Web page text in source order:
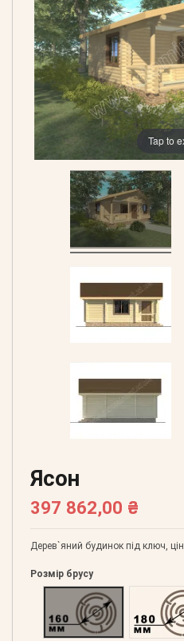
Tap to
Ясон
397 862,00 ₴
Дерев`яний будинок під ключ,
Розмір брусу
Оциліндрований 160